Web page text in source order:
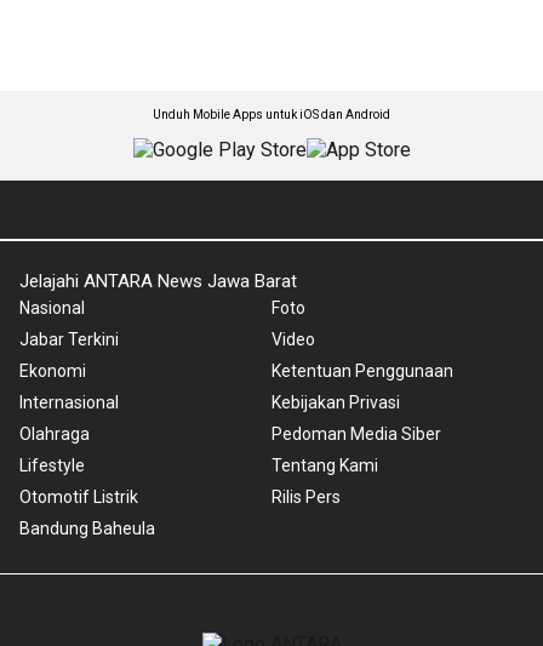
Unduh Mobile Apps untuk iOS dan Android
Jelajahi ANTARA News Jawa Barat
Nasional
Jabar Terkini
Ekonomi
Internasional
Olahraga
Lifestyle
Otomotif Listrik
Bandung Baheula
Foto
Video
Ketentuan Penggunaan
Kebijakan Privasi
Pedoman Media Siber
Tentang Kami
Rilis Pers